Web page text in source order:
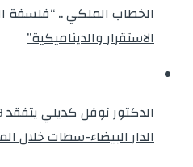
الخطاب الملكي .. “فلسفة
الاستقرار والديناميكية”
الدار البيضاء-سطات خلال الموسم